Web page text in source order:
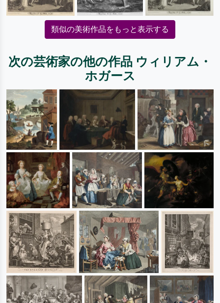
類似の美術作品をもっと表示する
次の芸術家の他の作品 ウィリアム・
ホガース